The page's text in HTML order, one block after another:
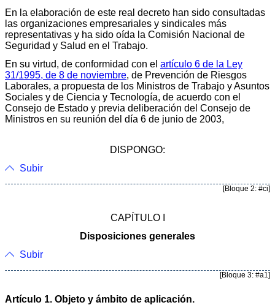
En la elaboración de este real decreto han sido consultadas
las organizaciones empresariales y sindicales más
representativas y ha sido oída la Comisión Nacional de
Seguridad y Salud en el Trabajo.
En su virtud, de conformidad con el artículo 6 de la Ley
31/1995, de 8 de noviembre, de Prevención de Riesgos
Laborales, a propuesta de los Ministros de Trabajo y Asuntos
Sociales y de Ciencia y Tecnología, de acuerdo con el
Consejo de Estado y previa deliberación del Consejo de
Ministros en su reunión del día 6 de junio de 2003,
DISPONGO:
Subir
[Bloque 2: #ci]
CAPÍTULO I
Disposiciones generales
Subir
[Bloque 3: #a1]
Artículo 1. Objeto y ámbito de aplicación.